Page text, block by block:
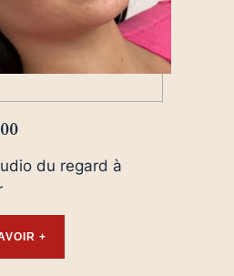
du regard à
+